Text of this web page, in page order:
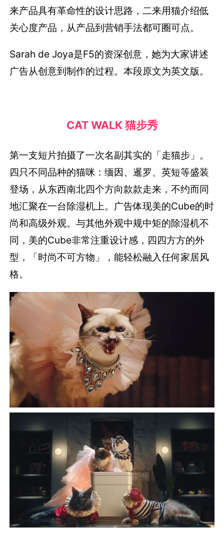
来产品具有革命性的设计思路，二来用猫介绍低
关心度产品，从产品到营销手法都可圈可点。
Sarah de Joya是F5的资深创意，她为大家讲述
广告从创意到制作的过程。本段原文为英文版。
CAT WALK 猫步秀
第一支短片拍摄了一次名副其实的「走猫步」。
四只不同品种的猫咪：缅因、暹罗、英短等盛装
登场，从东西南北四个方向款款走来，不约而同
地汇聚在一台除湿机上。广告体现美的Cube的时
尚和高级外观。与其他外观中规中矩的除湿机不
同，美的Cube非常注重设计感，四四方方的外
型，「时尚不可方物」，能轻松融入任何家居风
格。